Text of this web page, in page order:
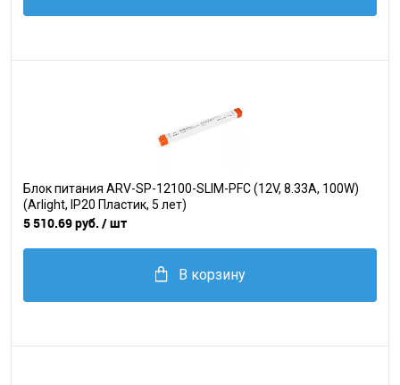
Блок питания ARV-SP-12100-SLIM-PFC (12V, 8.33A, 100W)
(Arlight, IP20 Пластик, 5 лет)
5 510.69 руб. / шт
В корзину